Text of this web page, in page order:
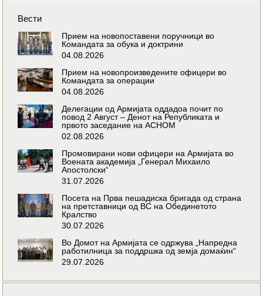
Вести
Прием на новопоставени поручници во
Командата за обука и доктрини
04.08.2026
Прием на новопроизведените офицери во
Командата за операции
04.08.2026
Делегации од Армијата оддадоа почит по
повод 2 Август – Денот на Републиката и
првото заседание на АСНОМ
02.08.2026
Промовирани нови офицери на Армијата во
Воената академија „Генерал Михаило
Апостолски“
31.07.2026
Посета на Прва пешадиска бригада од страна
на претставници од ВС на Обединетото
Кралство
30.07.2026
Во Домот на Армијата се одржува „Напредна
работилница за поддршка од земја домаќин“
29.07.2026